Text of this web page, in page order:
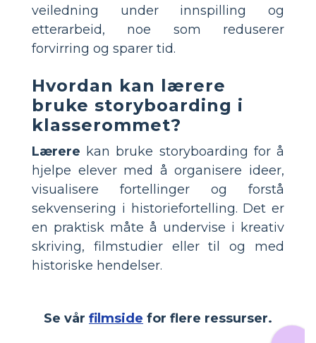
veiledning under innspilling og
etterarbeid, noe som reduserer
forvirring og sparer tid.
Hvordan kan lærere
bruke storyboarding i
klasserommet?
Lærere kan bruke storyboarding for å
hjelpe elever med å organisere ideer,
visualisere fortellinger og forstå
sekvensering i historiefortelling. Det er
en praktisk måte å undervise i kreativ
skriving, filmstudier eller til og med
historiske hendelser.
Se vår filmside for flere ressurser.